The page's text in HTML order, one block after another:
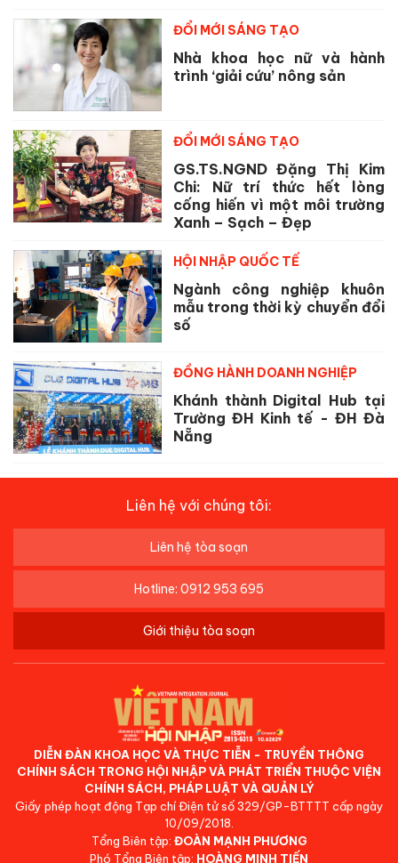
ĐỔI MỚI SÁNG TẠO
Nhà khoa học nữ và hành
trình ‘giải cứu’ nông sản
ĐỔI MỚI SÁNG TẠO
GS.TS.NGND Đặng Thị Kim
Chi: Nữ trí thức hết lòng
cống hiến vì một môi trường
Xanh – Sạch – Đẹp
HỘI NHẬP QUỐC TẾ
Ngành công nghiệp khuôn
mẫu trong thời kỳ chuyển đổi
số
ĐỒNG HÀNH DOANH NGHIỆP
Khánh thành Digital Hub tại
Trường ĐH Kinh tế - ĐH Đà
Nẵng
Liên hệ với chúng tôi:
Liên hệ tòa soạn
Hotline: 0912 953 695
Giới thiệu tòa soạn
DIỄN ĐÀN KHOA HỌC VÀ THỰC TIỄN - TRUYỀN THÔNG
CHÍNH SÁCH TRONG HỘI NHẬP VÀ PHÁT TRIỂN THUỘC VIỆN
CHÍNH SÁCH, PHÁP LUẬT VÀ QUẢN LÝ
Giấy phép hoạt động Tạp chí Điện tử số 329/GP-BTTTT cấp ngày
10/09/2018.
Tổng Biên tập: ĐOÀN MẠNH PHƯƠNG
Phó Tổng Biên tập: HOÀNG MINH TIẾN